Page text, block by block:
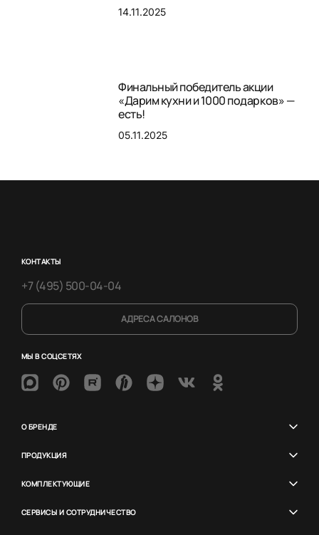
14.11.2025
Финальный победитель акции
«Дарим кухни и 1000 подарков» —
есть!
05.11.2025
КОНТАКТЫ
+7 (495) 500-04-04
АДРЕСА САЛОНОВ
МЫ В СОЦСЕТЯХ
О БРЕНДЕ
ПРОДУКЦИЯ
КОМПЛЕКТУЮЩИЕ
СЕРВИСЫ И СОТРУДНИЧЕСТВО